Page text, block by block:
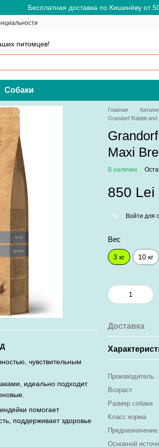
Бесплатная доставка по Кишинёву от
питомцев!
Собаки
чувствительным
идеально подходит
помогает
поддерживает здоровье
Главная Каталог
Grandorf Rabbit
Maxi
В наличии
850 Lei
% Войти для
Вес
3 кг 10 кг
Доставка
Производитель
Возраст
Размер собаки
Класс корма
Предназначение
Основной